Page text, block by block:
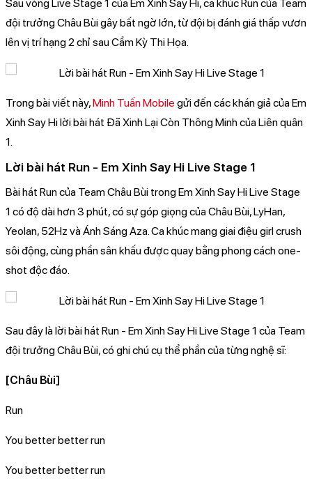
Sau vòng Live Stage 1 của Em Xinh Say Hi, ca khúc Run của Team
đội trưởng Châu Bùi gây bất ngờ lớn, từ đội bị đánh giá thấp vươn
lên vị trí hạng 2 chỉ sau Cầm Kỳ Thi Họa.
Trong bài viết này,Minh Tuấn Mobile gửi đến các khán giả của Em
Xinh Say Hi lời bài hát Đã Xinh Lại Còn Thông Minh của Liên quân
1.
Lời bài hát Run - Em Xinh Say Hi Live Stage 1
Bài hát Run của Team Châu Bùi trong Em Xinh Say Hi Live Stage
1 có độ dài hơn 3 phút, có sự góp giọng của Châu Bùi, LyHan,
Yeolan, 52Hz và Ánh Sáng Aza. Ca khúc mang giai điệu girl crush
sôi động, cùng phần sân khấu được quay bằng phong cách one-
shot độc đáo.
Sau đây là lời bài hát Run - Em Xinh Say Hi Live Stage 1 của Team
đội trưởng Châu Bùi, có ghi chú cụ thể phần của từng nghệ sĩ:
[Châu Bùi]
Run
You better better run
You better better run